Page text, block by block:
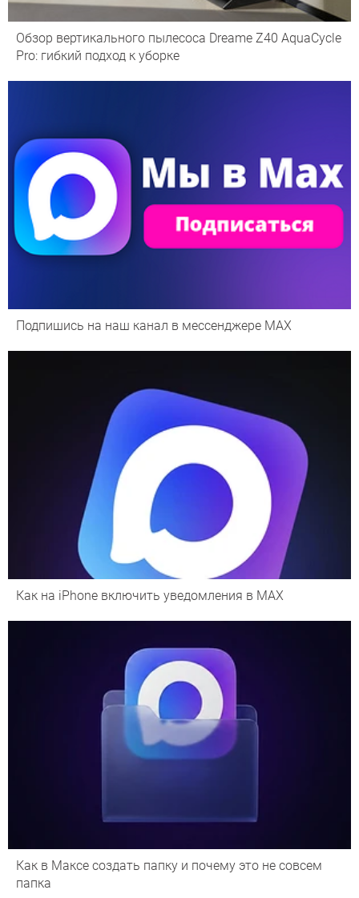
Обзор вертикального пылесоса Dreame Z40 AquaCycle
Pro: гибкий подход к уборке
Подпишись на наш канал в мессенджере МАХ
Как на iPhone включить уведомления в MAX
Как в Максе создать папку и почему это не совсем
папка